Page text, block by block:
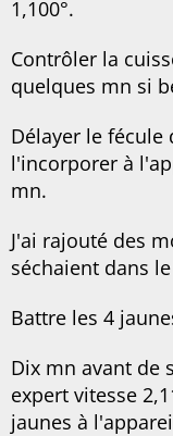
1,100°.
Contrôler la
quelques mn si
Délayer le fécule
l'incorporer à
mn.
J'ai rajouté des
séchaient dans
Battre les 4
Dix mn avant de
expert vitesse
jaunes à